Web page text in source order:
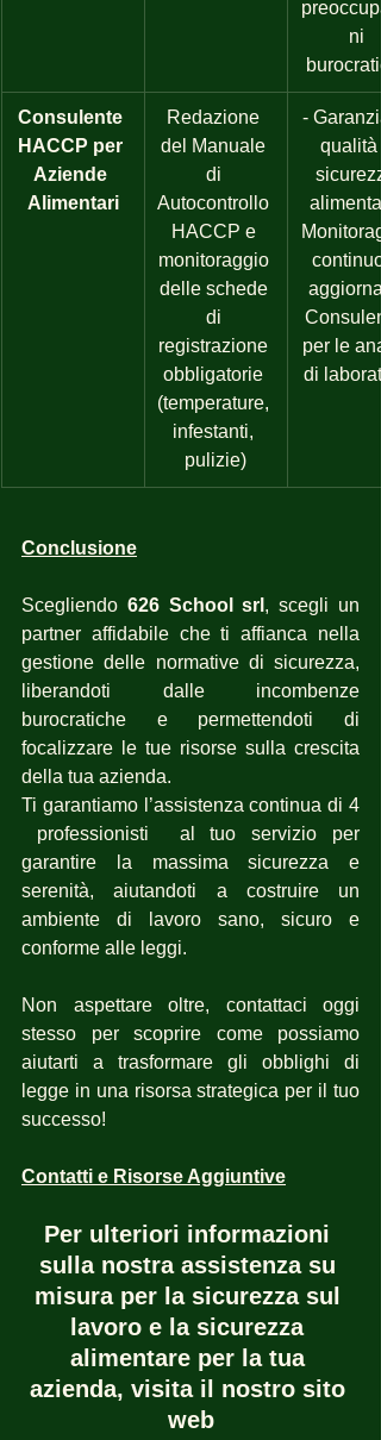
ni
Consulente
HACCP per
Aziende
Alimentari
Redazione
del Manuale
di
Autocontrollo
HACCP e
monitoraggio
delle schede
di
registrazione
obbligatorie
(temperature,
infestanti,
pulizie)
-
qualità
per le
di
Conclusione
Scegliendo 626 School srl , scegli un
partner affidabile che ti affianca nella
gestione delle normative di sicurezza,
liberandoti dalle incombenze
burocratiche e permettendoti di
focalizzare le tue risorse sulla crescita
della tua azienda.
Ti garantiamo l’assistenza continua di 4
professionisti  al tuo servizio per
garantire la massima sicurezza e
serenità, aiutandoti a costruire un
ambiente di lavoro sano, sicuro e
conforme alle leggi.
Non aspettare oltre, contattaci oggi
stesso per scoprire come possiamo
aiutarti a trasformare gli obblighi di
legge in una risorsa strategica per il tuo
successo!
Contatti e Risorse Aggiuntive
Per ulteriori informazioni
sulla nostra assistenza su
misura per la sicurezza sul
lavoro e la sicurezza
alimentare per la tua
azienda, visita il nostro sito
web